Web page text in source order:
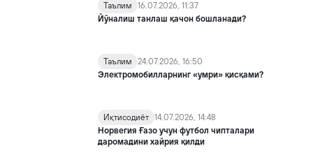
Таълим
16.07.2026, 11:37
Йўналиш танлаш қачон бошланади?
Таълим
24.07.2026, 16:50
Электромобилларнинг «умри» қисқами?
Иқтисодиёт 14.07.2026, 14:48
Норвегия Ғазо учун футбол чипталари
даромадини хайрия қилди